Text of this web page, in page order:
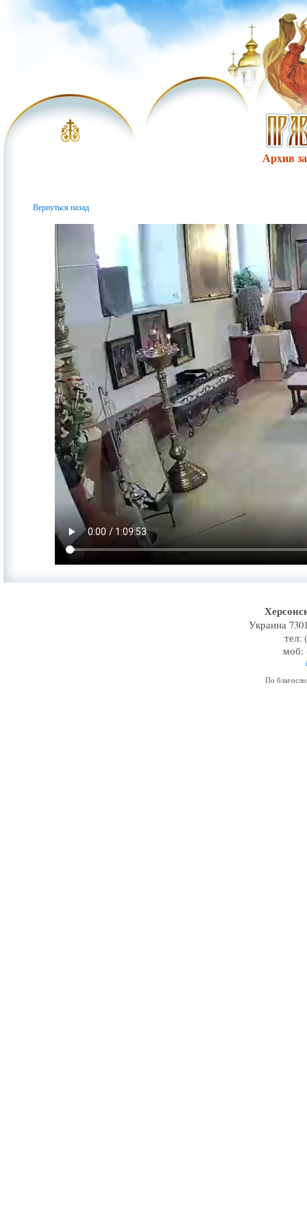
Архив
Вернуться назад
Украина
тел:
моб:
По